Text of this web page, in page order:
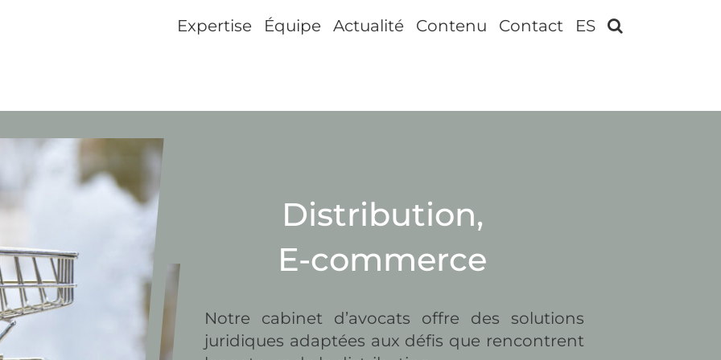
Expertise Équipe Actualité Contenu Contact ES
Distribution,
E-commerce
Notre cabinet d’avocats offre des solutions
juridiques adaptées aux défis que rencontrent